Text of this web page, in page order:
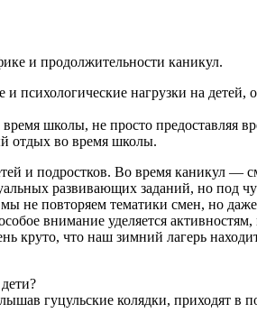
и продолжительности каникул.
психологические нагрузки на детей,
школы, не просто предоставляя
отдых во время школы.
и подростков. Во время каникул —
развивающих заданий, но под
мы не повторяем тематики смен, но
внимание уделяется
круто, что наш зимний лагерь
гуцульские колядки, приходят в